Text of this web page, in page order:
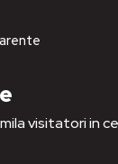
visitatori in